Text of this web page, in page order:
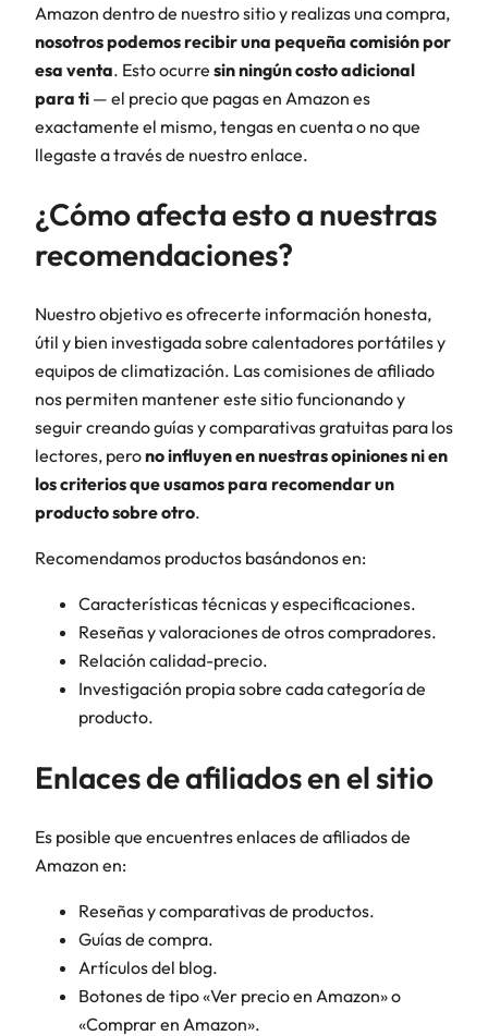
Amazon dentro de nuestro sitio y realizas una compra,
nosotros podemos recibir una pequeña comisión por
esa venta. Esto ocurre sin ningún costo adicional
para ti — el precio que pagas en Amazon es
exactamente el mismo, tengas en cuenta o no que
llegaste a través de nuestro enlace.
¿Cómo afecta esto a nuestras
recomendaciones?
Nuestro objetivo es ofrecerte información honesta,
útil y bien investigada sobre calentadores portátiles y
equipos de climatización. Las comisiones de afiliado
nos permiten mantener este sitio funcionando y
seguir creando guías y comparativas gratuitas para los
lectores, perono influyen en nuestras opiniones ni en
los criterios que usamos para recomendar un
producto sobre otro.
Recomendamos productos basándonos en:
Características técnicas y especificaciones.
Reseñas y valoraciones de otros compradores.
Relación calidad-precio.
Investigación propia sobre cada categoría de
producto.
Enlaces de afiliados en el sitio
Es posible que encuentres enlaces de afiliados de
Amazon en:
Reseñas y comparativas de productos.
Guías de compra.
Artículos del blog.
Botones de tipo «Ver precio en Amazon» o
«Comprar en Amazon».